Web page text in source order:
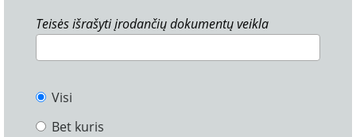
Teisės išrašyti įrodančių dokumentų veikla
Visi
Bet kuris